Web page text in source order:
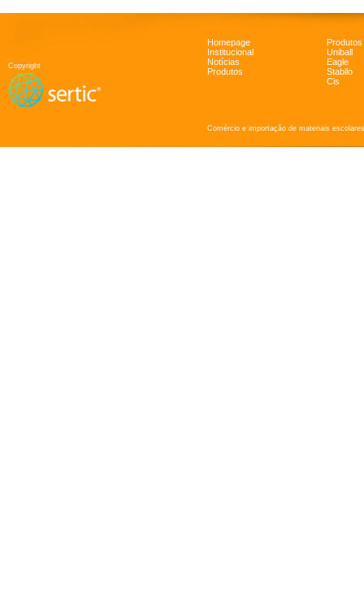
Copyright
Homepage
Institucional
Notícias
Produtos
Produtos
Uniball
Eagle
Stabilo
Cis
Comércio e importação de materiais